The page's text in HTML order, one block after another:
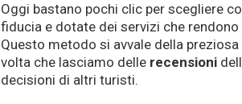
Oggi bastano pochi clic per scegliere
fiducia e dotate dei servizi che
Questo metodo si avvale della
volta che lasciamo delle recensioni
decisioni di altri turisti.